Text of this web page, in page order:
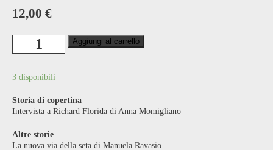
12,00 €
Storia di copertina
Intervista a Richard Florida di Anna Momigliano
Altre storie
La nuova via della seta di Manuela Ravasio
3 disponibili
Rivista
n°1
Aggiungi al carrello